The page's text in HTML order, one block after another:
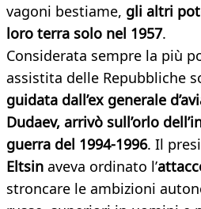
vagoni bestiame, gli altri
loro terra solo nel 1957.
Considerata sempre la più
assistita delle Repubbliche
guidata dall’ex generale
Dudaev, arrivò sull’orlo
guerra del 1994-1996. Il
Eltsin aveva ordinato l’
stroncare le ambizioni